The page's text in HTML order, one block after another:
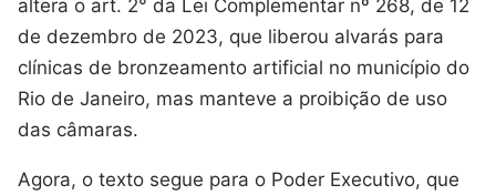
altera o art. 2° da Lei Complementar nº 268, de 12
de dezembro de 2023, que liberou alvarás para
clínicas de bronzeamento artificial no município do
Rio de Janeiro, mas manteve a proibição de uso
das câmaras.
Agora, o texto segue para o Poder Executivo, que